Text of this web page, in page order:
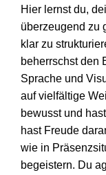
Hier lernst du,
überzeugend zu
klar zu
beherrschst den
Sprache und
auf vielfältige
bewusst und
hast Freude
wie in
begeistern. Du